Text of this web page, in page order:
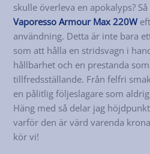
skulle överleva en apokalyps?
Vaporesso Armour Max 220W
användning. Detta är inte bara
som att hålla en stridsvagn i
hållbarhet och en prestanda
tillfredsställande. Från felfri
en pålitlig följeslagare som
Häng med så delar jag
varför den är värd varenda
kör vi!